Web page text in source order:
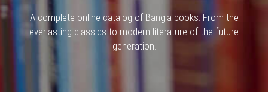
A complete online catalog of Bangla books. From the
everlasting classics to modern literature of the future
generation.